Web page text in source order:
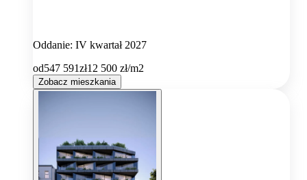
Oddanie: IV kwartał 2027
od547 591zł12 500 zł/m2
Zobacz mieszkania